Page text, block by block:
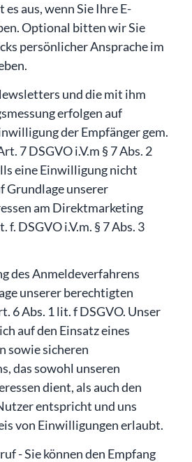
aus, wenn Sie Ihre E-
Optional bitten wir Sie
persönlicher Ansprache im
und die mit ihm
erfolgen auf
der Empfänger gem.
7 DSGVO i.V.m § 7 Abs. 2
eine Einwilligung nicht
Grundlage unserer
am Direktmarketing
f. DSGVO i.V.m. § 7 Abs. 3
des Anmeldeverfahrens
unserer berechtigten
6 Abs. 1 lit. f DSGVO. Unser
auf den Einsatz eines
sowie sicheren
das sowohl unseren
dient, als auch den
entspricht und uns
von Einwilligungen erlaubt.
- Sie können den Empfang